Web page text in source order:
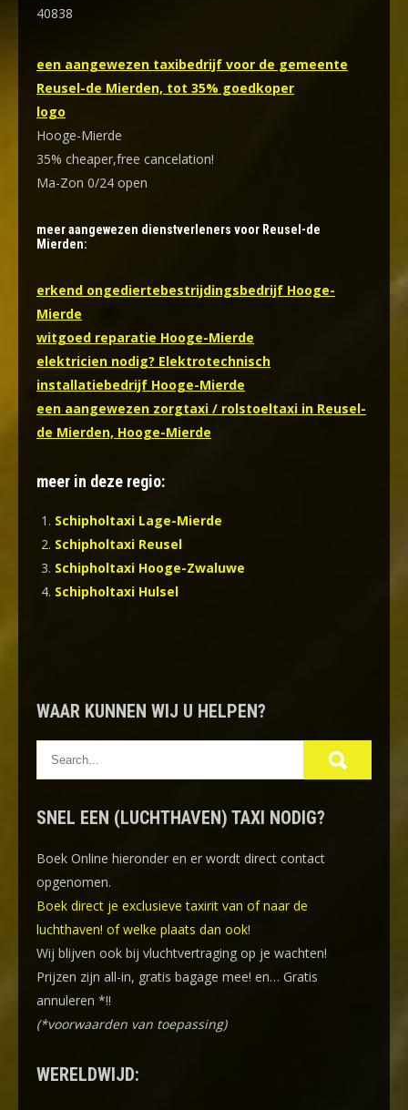
40838
een aangewezen taxibedrijf voor de gemeente
Reusel-de Mierden, tot 35% goedkoper
logo
Hooge-Mierde
35% cheaper,free cancelation!
Ma-Zon 0/24 open
meer aangewezen dienstverleners voor Reusel-de
Mierden:
erkend ongediertebestrijdingsbedrijf Hooge-
Mierde
witgoed reparatie Hooge-Mierde
elektricien nodig? Elektrotechnisch
installatiebedrijf Hooge-Mierde
een aangewezen zorgtaxi / rolstoeltaxi in Reusel-
de Mierden, Hooge-Mierde
meer in deze regio:
Schipholtaxi Lage-Mierde
Schipholtaxi Reusel
Schipholtaxi Hooge-Zwaluwe
Schipholtaxi Hulsel
WAAR KUNNEN WIJ U HELPEN?
SNEL EEN (LUCHTHAVEN) TAXI NODIG?
Boek Online hieronder en er wordt direct contact
opgenomen.
Boek direct je exclusieve taxirit van of naar de
luchthaven! of welke plaats dan ook!
Wij blijven ook bij vluchtvertraging op je wachten!
Prijzen zijn all-in, gratis bagage mee! en… Gratis
annuleren *!!
(*voorwaarden van toepassing)
WERELDWIJD: